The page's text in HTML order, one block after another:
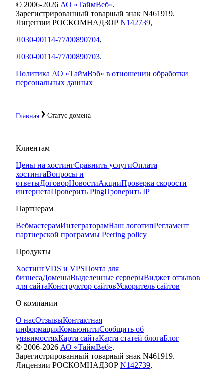
Главная Статус домена
© 2006-2026 АО «ТаймВеб».
Зарегистрированный товарный знак N461919.
Лицензии РОСКОМНАДЗОР N142739,
Л030-00114-77/00890704,
Л030-00114-77/00890703.
Политика АО «ТаймВэб» в отношении обработки
персональных данных
Клиентам
Цены на хостингСравнить услугиОплата
хостингаВопросы и
ответыДоговорНовостиАкцииПроверка скорости
интернетаПроверить PingПроверить IP
Партнерам
ВебмастерамИнтеграторамНаш логотипРегламент
партнерской программы Peering policy
Продукты
ХостингVDS и VPSПочта для
бизнесаДоменыВыделенные серверыВиджет отзывов
для сайтаКонструктор сайтовУскоритель сайтов
О компании
О насОтзывыКонтактная
информацияКомьюнитиСообщить об
уязвимостяхКарта сайтаКарта статей блогаБлог
© 2006-2026 АО «ТаймВеб».
Зарегистрированный товарный знак N461919.
Лицензии РОСКОМНАДЗОР N142739,